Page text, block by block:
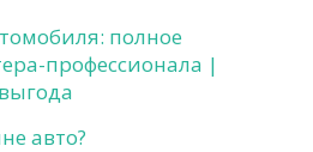
полное
профессионала |
авто?